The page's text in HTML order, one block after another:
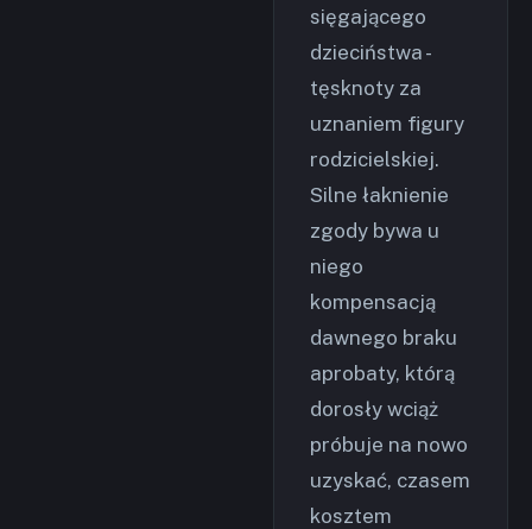
sięgającego
dzieciństwa -
tęsknoty za
uznaniem figury
rodzicielskiej.
Silne łaknienie
zgody bywa u
niego
kompensacją
dawnego braku
aprobaty, którą
dorosły wciąż
próbuje na nowo
uzyskać, czasem
kosztem